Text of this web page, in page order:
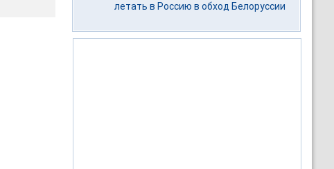
летать в Россию в обход Белоруссии